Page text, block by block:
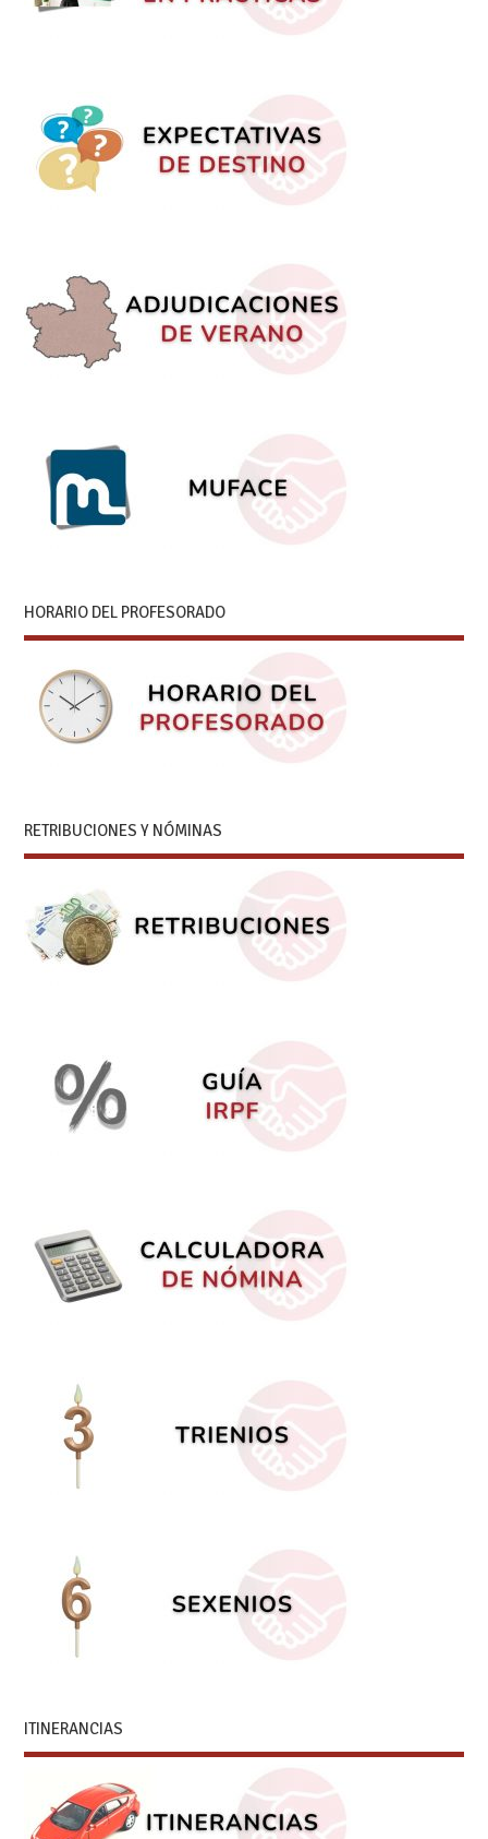
HORARIO DEL PROFESORADO
RETRIBUCIONES Y NÓMINAS
ITINERANCIAS